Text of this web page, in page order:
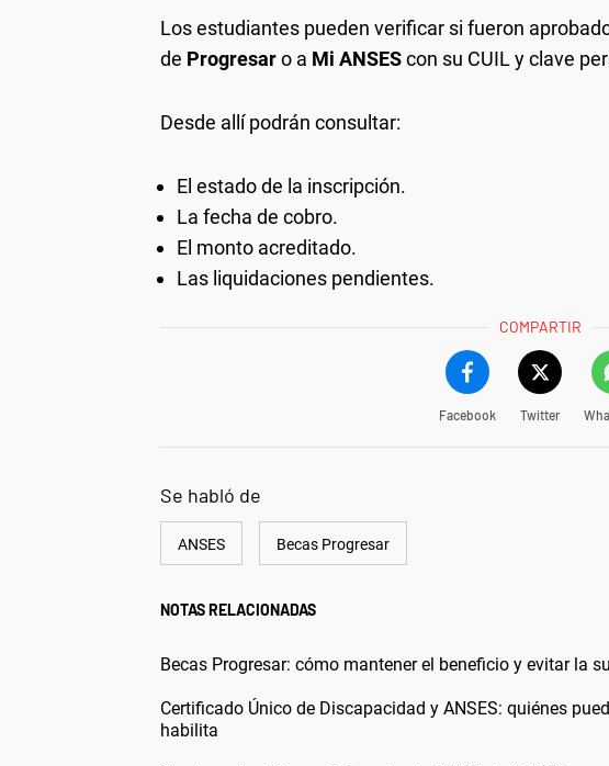
Los estudiantes pueden verificar si fueron
de Progresaro a Mi ANSEScon su CUIL y clave
Desde allí podrán consultar:
El estado de la inscripción.
La fecha de cobro.
El monto acreditado.
Las liquidaciones pendientes.
COMPARTIR
Facebook Twitter
Se habló de
ANSES Becas Progresar
NOTAS RELACIONADAS
Becas Progresar: cómo mantener el beneficio y evitar la
Certificado Único de Discapacidad y ANSES: quiénes
habilita